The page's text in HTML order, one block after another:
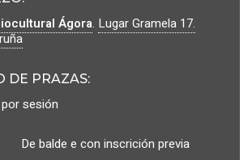
Ágora. Lugar Gramela 17.
DE PRAZAS:
sesión
De balde e con inscrición previa